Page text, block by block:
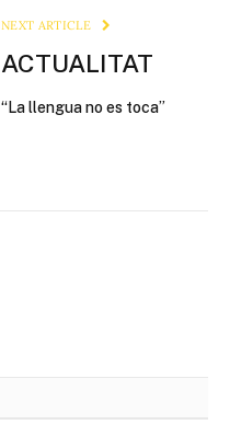
NEXT ARTICLE
ACTUALITAT
“La llengua no es toca”